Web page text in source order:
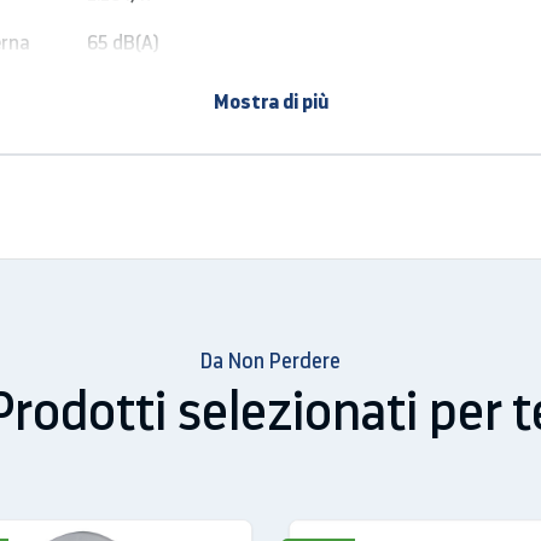
65 dB(A)
Mostra di più
Da Non Perdere
selezionati per